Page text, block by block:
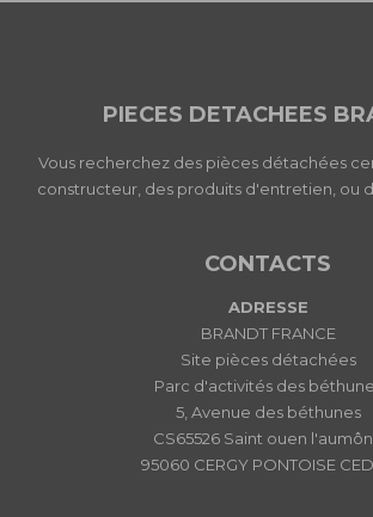
PIECES DETACHEES
Vous recherchez des pièces détachées
constructeur, des produits d'entretien, ou
CONTACTS
ADRESSE
BRANDT FRANCE
Site pièces détachées
Parc d'activités des
5, Avenue des béthunes
CS65526 Saint ouen
95060 CERGY PONTOISE